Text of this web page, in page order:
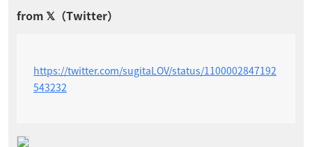
https://twitter.com/sugitaLOV/status/1100002847192
543232